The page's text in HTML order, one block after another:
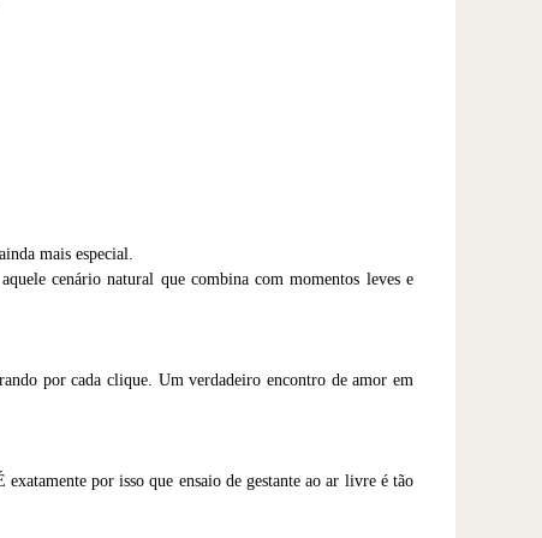
mais especial.
cenário natural que combina com momentos leves e
por cada clique. Um verdadeiro encontro de amor em
por isso que ensaio de gestante ao ar livre é tão